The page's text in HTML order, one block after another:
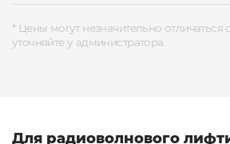
* Цены могут незначительно отличаться
уточняйте у администратора.
Для радиоволнового